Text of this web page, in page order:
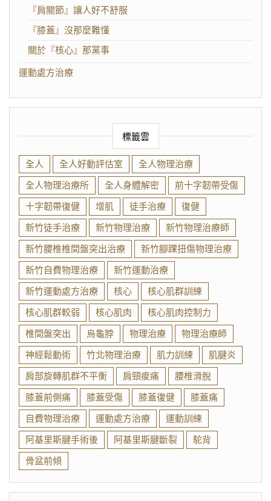
『肩關節』讓人好不舒服
『膝蓋』沒那麼難懂
關於『核心』那黨事
運動處方治療
標籤雲
全人 全人好動評估室
全人物理治療
全人物理治療所
全人身體解密
前十字韌帶受傷
十字韌帶復健
增肌 徒手治療
復健
新竹徒手治療
新竹物理治療
新竹物理治療師
新竹腰椎椎間盤突出治療
新竹腳踝扭傷物理治療
新竹自費物理治療
新竹運動治療
新竹運動處方治療
核心
核心肌群訓練
核心肌群較弱
核心肌肉
核心肌肉控制力
椎間盤突出
烏龜脖 物理治療
物理治療師
神經鬆動術
竹北物理治療 肌力訓練
肌腱炎
肩部旋轉肌群不平衡
肩頸痠痛
腰椎滑脫
膝蓋前側痛
膝蓋受傷 膝蓋復健
膝蓋痛
自費物理治療
運動處方治療
運動訓練
阿基里斯腱手術後
阿基里斯腱斷裂
駝背
骨盆前傾